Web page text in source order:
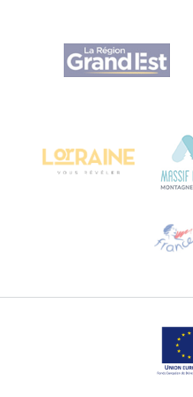
Agence Régionale du
Bureau de Colmar
Stuur